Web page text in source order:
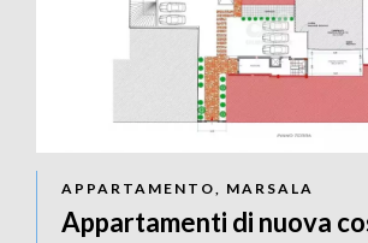
APPARTAMENTO, MARSALA
Appartamenti di nuova